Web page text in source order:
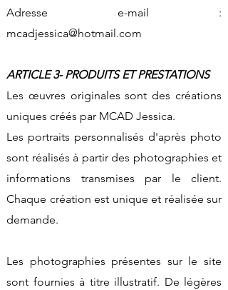
Adresse e-mail :
mcadjessica@hotmail.com
ARTICLE 3- PRODUITS ET PRESTATIONS
Les œuvres originales sont des créations
uniques créés par MCAD Jessica.
Les portraits personnalisés d'après photo
sont réalisés à partir des photographies et
informations transmises par le client.
Chaque création est unique et réalisée sur
demande.
Les photographies présentes sur le site
sont fournies à titre illustratif. De légères